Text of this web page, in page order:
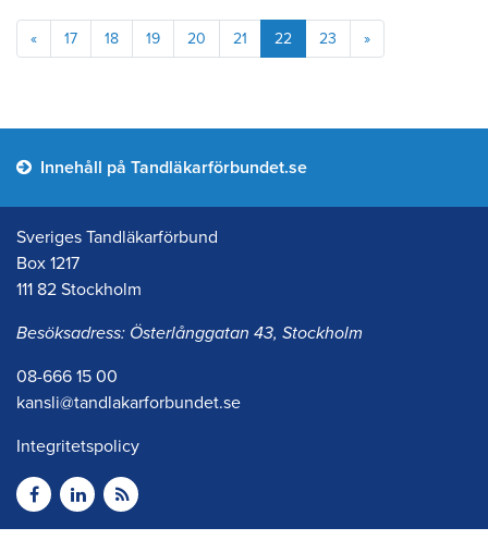
«Föregående
17 18 19 20 21 22 23 »Nästa
Innehåll på Tandläkarförbundet.se
Sveriges Tandläkarförbund
Box 1217
111 82 Stockholm
Besöksadress: Österlånggatan 43, Stockholm
08-666 15 00
kansli@tandlakarforbundet.se
Integritetspolicy